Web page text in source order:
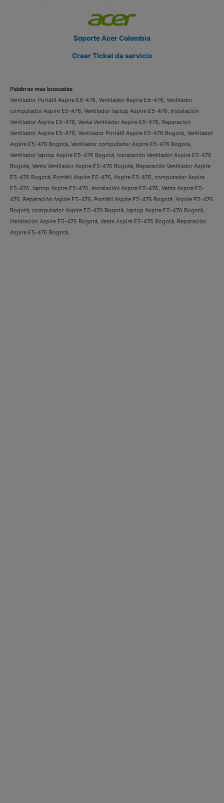
Soporte Acer Colombia
Crear Ticket de servicio
Palabras mas buscadas
Ventilador Portátil Aspire E5-476, Ventilador Aspire E5-476, Ventilador
computador Aspire E5-476, Ventilador laptop Aspire E5-476, Instalación
Ventilador Aspire E5-476, Venta Ventilador Aspire E5-476, Reparación
Ventilador Aspire E5-476, Ventilador Portátil Aspire E5-476 Bogotá, Ventilador
Aspire E5-476 Bogotá, Ventilador computador Aspire E5-476 Bogotá,
Ventilador laptop Aspire E5-476 Bogotá, Instalación Ventilador Aspire E5-476
Bogotá, Venta Ventilador Aspire E5-476 Bogotá, Reparación Ventilador Aspire
E5-476 Bogotá, Portátil Aspire E5-476, Aspire E5-476, computador Aspire
E5-476, laptop Aspire E5-476, Instalación Aspire E5-476, Venta Aspire E5-
476, Reparación Aspire E5-476, Portátil Aspire E5-476 Bogotá, Aspire E5-476
Bogotá, computador Aspire E5-476 Bogotá, laptop Aspire E5-476 Bogotá,
Instalación Aspire E5-476 Bogotá, Venta Aspire E5-476 Bogotá, Reparación
Aspire E5-476 Bogotá.